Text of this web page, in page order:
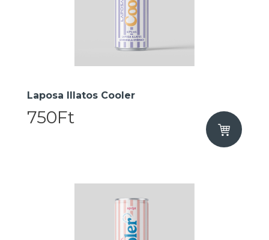
Laposa Illatos Cooler
750Ft